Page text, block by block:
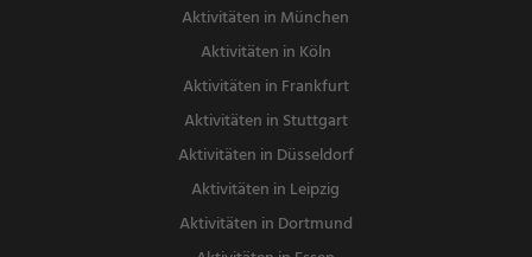
Aktivitäten in München
Aktivitäten in Köln
Aktivitäten in Frankfurt
Aktivitäten in Stuttgart
Aktivitäten in Düsseldorf
Aktivitäten in Leipzig
Aktivitäten in Dortmund